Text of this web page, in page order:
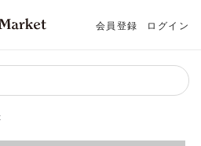
会員登録 ログイン